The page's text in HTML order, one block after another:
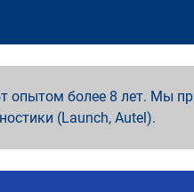
более 8 лет. Мы
(Launch, Autel).